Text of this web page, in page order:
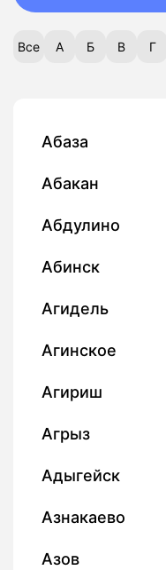
Все А Б В Г
Абаза
Абакан
Абдулино
Абинск
Агидель
Агинское
Агириш
Агрыз
Адыгейск
Азнакаево
Азов